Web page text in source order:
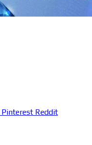
Pinterest Reddit